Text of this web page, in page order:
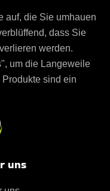
auf, die Sie umhauen
dass Sie
werden.
um die Langeweile
sind ein
uns